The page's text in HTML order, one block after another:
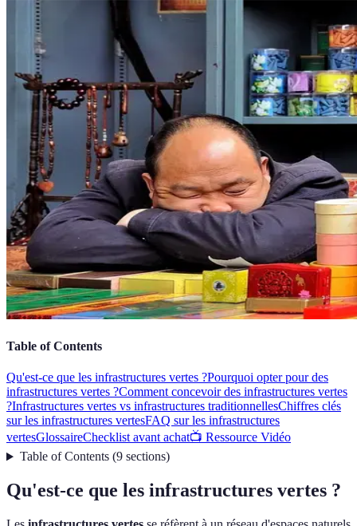
Table of Contents
Qu'est-ce que les infrastructures vertes ?Pourquoi opter pour des
infrastructures vertes ?Comment concevoir des infrastructures vertes
?Infrastructures vertes vs infrastructures traditionnellesChiffres clés
sur les infrastructures vertesFAQ sur les infrastructures
vertesGlossaireChecklist avant achat📺 Ressource Vidéo
Table of Contents(9 sections)
Qu'est-ce que les infrastructures vertes ?